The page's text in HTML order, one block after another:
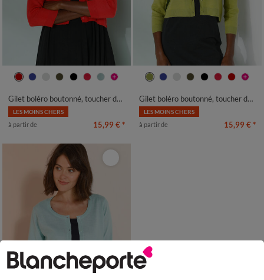
34/36 38/40 42/44
46/48
Gilet boléro boutonné, toucher doux
LES MOINS CHERS
à partir de 15,99 € *
34/36 38/40 42/44
46/48
Gilet boléro boutonné, toucher doux
LES MOINS CHERS
à partir de 15,99 € *